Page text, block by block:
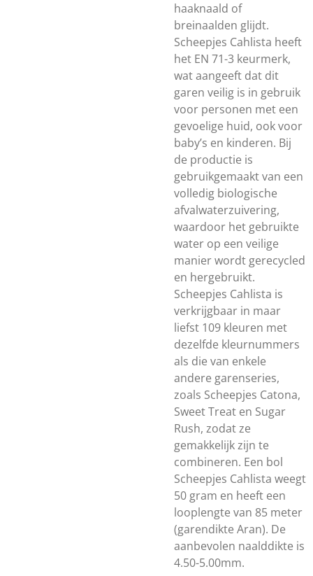
haaknaald of
breinaalden glijdt.
Scheepjes Cahlista heeft
het EN 71-3 keurmerk,
wat aangeeft dat dit
garen veilig is in gebruik
voor personen met een
gevoelige huid, ook voor
baby’s en kinderen. Bij
de productie is
gebruikgemaakt van een
volledig biologische
afvalwaterzuivering,
waardoor het gebruikte
water op een veilige
manier wordt gerecycled
en hergebruikt.
Scheepjes Cahlista is
verkrijgbaar in maar
liefst 109 kleuren met
dezelfde kleurnummers
als die van enkele
andere garenseries,
zoals Scheepjes Catona,
Sweet Treat en Sugar
Rush, zodat ze
gemakkelijk zijn te
combineren. Een bol
Scheepjes Cahlista weegt
50 gram en heeft een
looplengte van 85 meter
(garendikte Aran). De
aanbevolen naalddikte is
4.50-5.00mm.